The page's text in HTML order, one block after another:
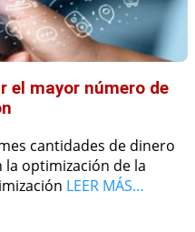
el mayor número de
cantidades de dinero
optimización de la
LEER MÁS…